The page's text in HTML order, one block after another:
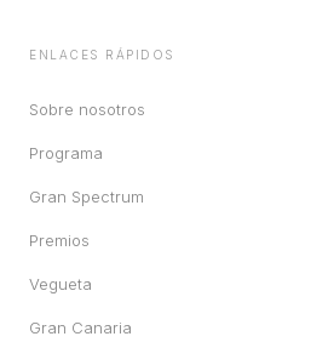
ENLACES RÁPIDOS
Sobre nosotros
Programa
Gran Spectrum
Premios
Vegueta
Gran Canaria